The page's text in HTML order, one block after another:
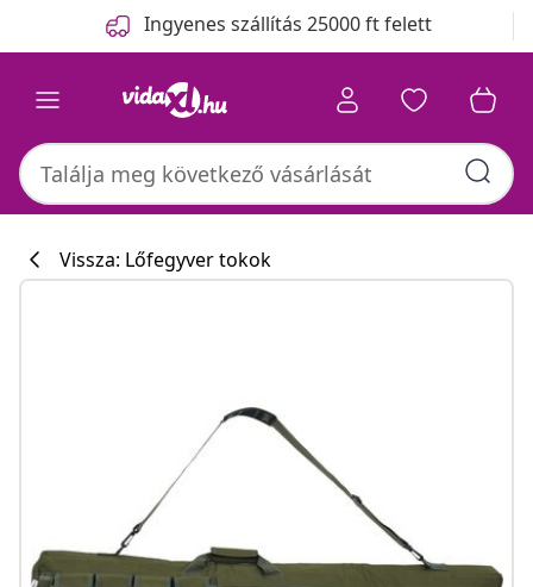
Ingyenes szállítás 25000 ft felett
Vissza: Lőfegyver tokok